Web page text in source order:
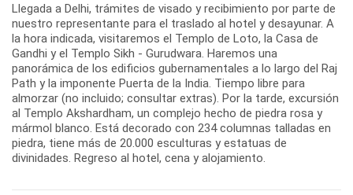
Llegada a Delhi, trámites de visado y recibimiento por parte de
nuestro representante para el traslado al hotel y desayunar. A
la hora indicada, visitaremos el Templo de Loto, la Casa de
Gandhi y el Templo Sikh - Gurudwara. Haremos una
panorámica de los edificios gubernamentales a lo largo del Raj
Path y la imponente Puerta de la India. Tiempo libre para
almorzar (no incluido; consultar extras). Por la tarde, excursión
al Templo Akshardham, un complejo hecho de piedra rosa y
mármol blanco. Está decorado con 234 columnas talladas en
piedra, tiene más de 20.000 esculturas y estatuas de
divinidades. Regreso al hotel, cena y alojamiento.